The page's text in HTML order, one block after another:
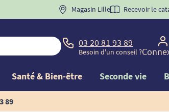
BIENVENUE" pourla 1ère
Magasin Lille Recevoir le
03 20 81 93 89
Besoin d'un conseil ?
Santé & Bien-être Seconde vie
89